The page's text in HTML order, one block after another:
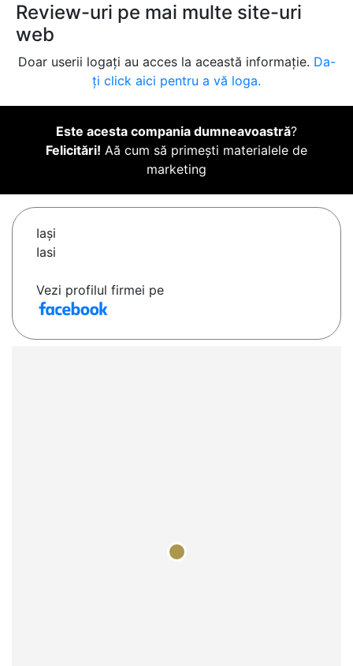
Review-uri pe mai multe site-uri
web
Doar userii logați au acces la această informație. Da-
ți click aici pentru a vă loga.
Este acesta compania dumneavoastră?
Felicitări! Aă cum să primești materialele de
marketing
Iaşi
Iasi
Vezi profilul firmei pe